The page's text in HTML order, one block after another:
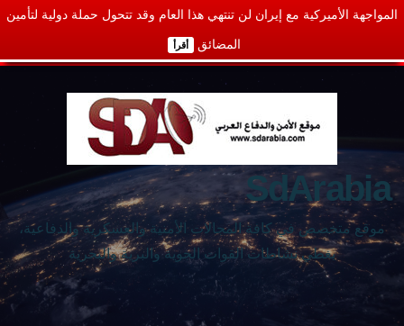
المواجهة الأميركية مع إيران لن تنتهي هذا العام وقد تتحول حملة دولية لتأمين
المضائق أقرأ
SdArabia
موقع متخصص في كافة المجالات الأمنية والعسكرية والدفاعية،
يغطي نشاطات القوات الجوية والبرية والبحرية